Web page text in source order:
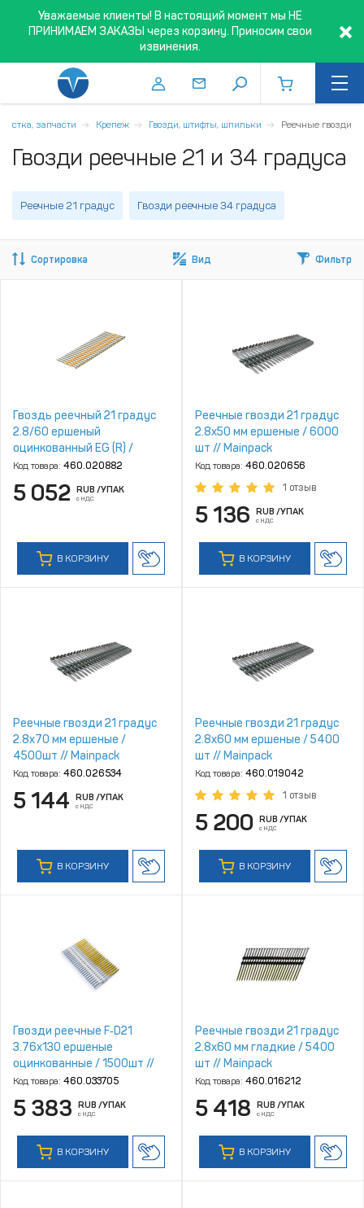
Уважаемые клиенты! В настоящий момент мы НЕ
ПРИНИМАЕМ ЗАКАЗЫ через корзину. Приносим свои
извинения.
запчасти Крепеж Гвозди, штифты, шпильки Реечные гвозди
Гвозди реечные 21 и 34 градуса
Реечные 21 градус Гвозди реечные 34 градуса
Сортировка Вид Фильтр
Гвоздь реечный 21 градус
2.8/60 ершеный
оцинкованный EG (R) /
6000шт
Код товара: 460.020882
5 052 RUB /УПАК
с НДС
В КОРЗИНУ
Реечные гвозди 21 градус
2.8х50 мм ершеные / 6000
шт // Mainpack
Код товара: 460.020656
1 отзыв
5 136 RUB /УПАК
с НДС
В КОРЗИНУ
Реечные гвозди 21 градус
2.8х70 мм ершеные /
4500шт // Mainpack
Код товара: 460.026534
5 144 RUB /УПАК
с НДС
В КОРЗИНУ
Реечные гвозди 21 градус
2.8х60 мм ершеные / 5400
шт // Mainpack
Код товара: 460.019042
1 отзыв
5 200 RUB /УПАК
с НДС
В КОРЗИНУ
Гвозди реечные F‑D21
3.76x130 ершеные
оцинкованные / 1500шт //
FixPistols
Код товара: 460.033705
5 383 RUB /УПАК
с НДС
В КОРЗИНУ
Реечные гвозди 21 градус
2.8х60 мм гладкие / 5400
шт // Mainpack
Код товара: 460.016212
5 418 RUB /УПАК
с НДС
В КОРЗИНУ